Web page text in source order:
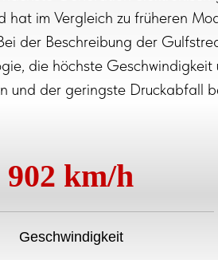
hat im Vergleich zu früheren
der Beschreibung der
die höchste
und der geringste Druckabfall
902 km/h
Geschwindigkeit